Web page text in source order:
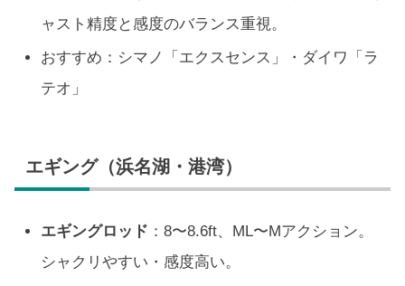
ャスト精度と感度のバランス重視。
おすすめ：シマノ「エクスセンス」・ダイワ「ラ
テオ」
エギング（浜名湖・港湾）
エギングロッド ：8〜8.6ft、ML〜Mアクション。
シャクリやすい・感度高い。